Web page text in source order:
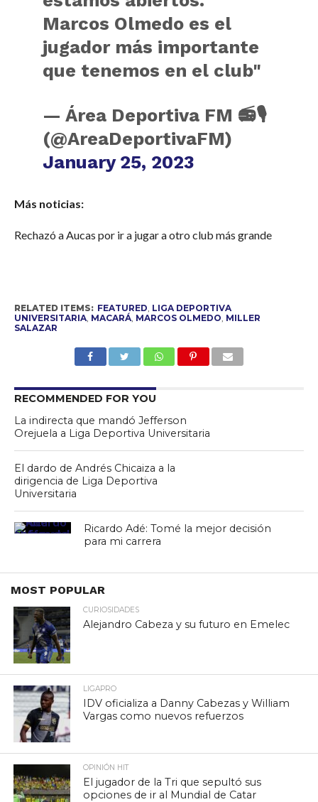
Marcos Olmedo es el
jugador más importante
que tenemos en el club"
— Área Deportiva FM 📻🎙
(@AreaDeportivaFM)
January 25, 2023
Más noticias:
Rechazó a Aucas por ir a jugar a otro club más grande
RELATED ITEMS: FEATURED, LIGA DEPORTIVA
UNIVERSITARIA, MACARÁ, MARCOS OLMEDO, MILLER
SALAZAR
RECOMMENDED FOR YOU
La indirecta que mandó Jefferson
Orejuela a Liga Deportiva Universitaria
El dardo de Andrés Chicaiza a la
dirigencia de Liga Deportiva
Universitaria
Ricardo Adé: Tomé la mejor decisión
para mi carrera
MOST POPULAR
CURIOSIDADES
Alejandro Cabeza y su futuro en Emelec
LIGAPRO
IDV oficializa a Danny Cabezas y William
Vargas como nuevos refuerzos
OPINIÓN HIT
El jugador de la Tri que sepultó sus
opciones de ir al Mundial de Catar